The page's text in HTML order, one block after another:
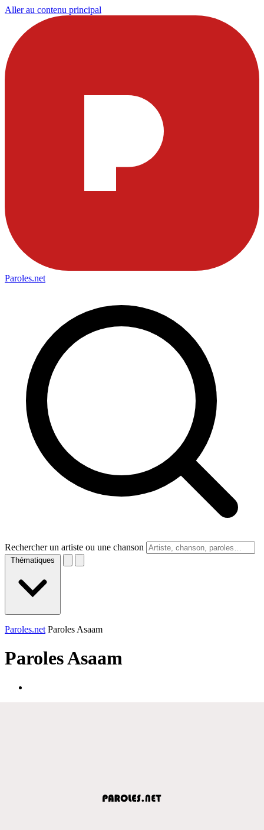
Aller au contenu principal
Paroles.net
Rechercher un artiste ou une chanson
Thématiques
Paroles.net Paroles Asaam
ParolesAsaam